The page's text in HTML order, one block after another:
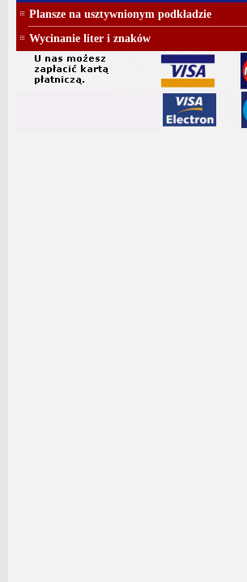
Plansze na usztywnionym podkładzie
Wycinanie liter i znaków